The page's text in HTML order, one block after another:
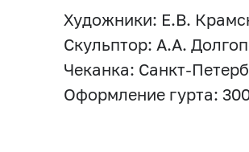
Художники: Е.В.
Скульптор: А.А.
Чеканка: Санкт-
Оформление гурта: